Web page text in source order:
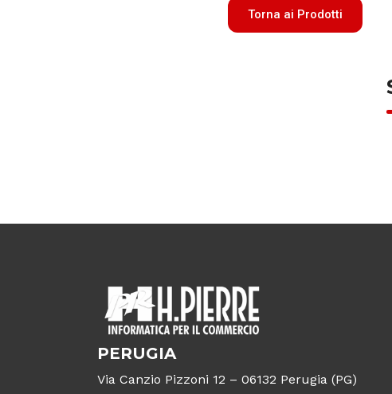
Torna ai Prodotti
PERUGIA
Via Canzio Pizzoni 12 – 06132 Perugia (PG)